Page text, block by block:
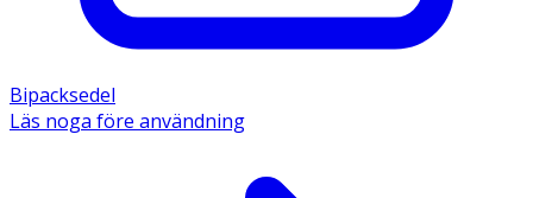
Bipacksedel
Läs noga före användning